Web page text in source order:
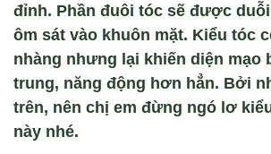
đỉnh. Phần đuôi tóc sẽ được
ôm sát vào khuôn mặt. Kiểu tóc
nhàng nhưng lại khiến diện mạo
trung, năng động hơn hẳn. Bởi
trên, nên chị em đừng ngó lơ
này nhé.